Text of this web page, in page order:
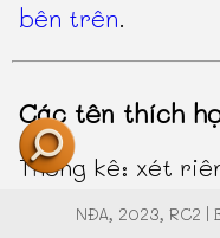
bên trên.
Các tên thích
Thống kê: xét
cùng đệm Ngọc
NĐA, 2023, RC2 |